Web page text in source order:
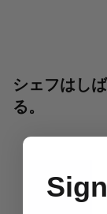
シェフはし
る。